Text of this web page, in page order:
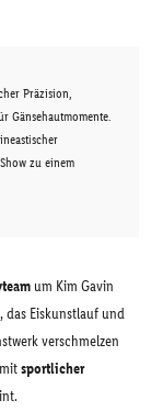
Präzision,
Gänsehautmomente.
zu einem
um Kim Gavin
das Eiskunstlauf und
verschmelzen
sportlicher